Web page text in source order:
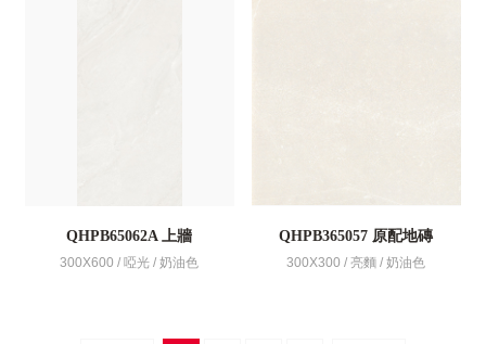
QHPB65062A 上牆
300X600 / 啞光 / 奶油色
QHPB365057 原配地磚
300X300 / 亮麵 / 奶油色